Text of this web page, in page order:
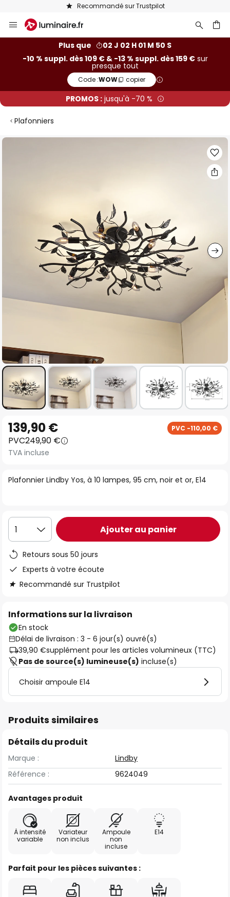
Recommandé sur Trustpilot
Allez
au
Plus que
02 J 02 H 01 M 49 S
-10 % suppl. dès 109 € & -13 % suppl. dès 159 €sur
presque tout
Code :WOW copier
PROMOS : jusqu'à -70 %
Plafonniers
Skip
to
the
beginning
the
Plafonnier Lindby Yos, à 10 lampes, 95 cm, noir et or, E14
139,90 € PVC -110,00 €
PVC249,90 €
TVA incluse
1 Ajouter au panier
Retours sous 50 jours
Experts à votre écoute
Recommandé sur Trustpilot
Informations sur la livraison
En stock
Délai de livraison : 3 - 6 jour(s) ouvré(s)
39,90 €supplément pour les articles volumineux (TTC)
Pas de source(s) lumineuse(s) incluse(s)
Choisir ampoule E14
Produits similaires
Détails du produit
Marque :
Lindby
Référence :
9624049
Avantages produit
À intensité
variable
Variateur
non inclus
Ampoule
non
incluse
E14
Parfait pour les pièces suivantes :